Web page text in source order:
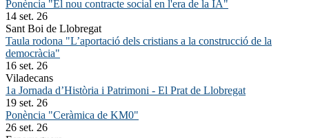
Ponència "El nou contracte social en l'era de la IA"
14 set. 26
Sant Boi de Llobregat
Taula rodona "L’aportació dels cristians a la construcció de la
democràcia"
16 set. 26
Viladecans
1a Jornada d’Història i Patrimoni - El Prat de Llobregat
19 set. 26
Ponència "Ceràmica de KM0"
26 set. 26